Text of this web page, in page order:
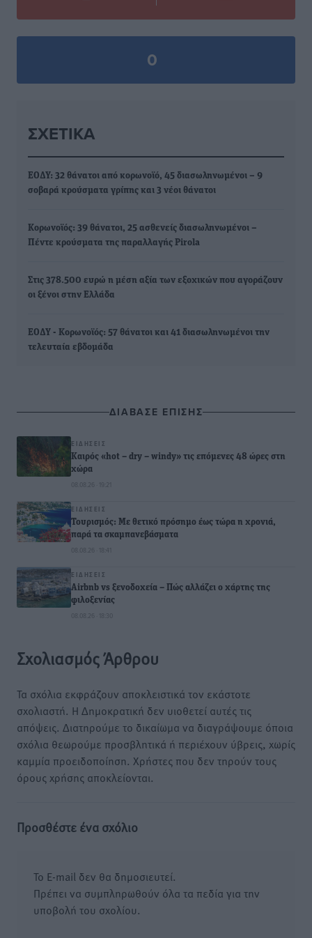
0
ΣΧΕΤΙΚΆ
ΕΟΔΥ: 32 θάνατοι από κορωνοϊό, 45 διασωληνωμένοι – 9
σοβαρά κρούσματα γρίπης και 3 νέοι θάνατοι
Κορωνοϊός: 39 θάνατοι, 25 ασθενείς διασωληνωμένοι –
Πέντε κρούσματα της παραλλαγής Pirola
Στις 378.500 ευρώ η μέση αξία των εξοχικών που αγοράζουν
οι ξένοι στην Ελλάδα
ΕΟΔΥ - Κορωνοϊός: 57 θάνατοι και 41 διασωληνωμένοι την
τελευταία εβδομάδα
ΔΙΑΒΑΣΕ ΕΠΙΣΗΣ
ΕΙΔΉΣΕΙΣ
Καιρός «hot – dry – windy» τις επόμενες 48 ώρες στη
χώρα
08.08.26 · 19:21
ΕΙΔΉΣΕΙΣ
Τουρισμός: Με θετικό πρόσημο έως τώρα η χρονιά,
παρά τα σκαμπανεβάσματα
08.08.26 · 18:41
ΕΙΔΉΣΕΙΣ
Airbnb vs ξενοδοχεία – Πώς αλλάζει ο χάρτης της
φιλοξενίας
08.08.26 · 18:30
Σχολιασμός Άρθρου
Τα σχόλια εκφράζουν αποκλειστικά τον εκάστοτε
σχολιαστή. Η Δημοκρατική δεν υιοθετεί αυτές τις
απόψεις. Διατηρούμε το δικαίωμα να διαγράψουμε όποια
σχόλια θεωρούμε προσβλητικά ή περιέχουν ύβρεις, χωρίς
καμμία προειδοποίηση. Χρήστες που δεν τηρούν τους
όρους χρήσης αποκλείονται.
Προσθέστε ένα σχόλιο
Το E-mail δεν θα δημοσιευτεί.
Πρέπει να συμπληρωθούν όλα τα πεδία για την
υποβολή του σχολίου.